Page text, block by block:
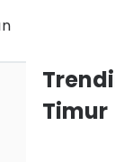
Timur